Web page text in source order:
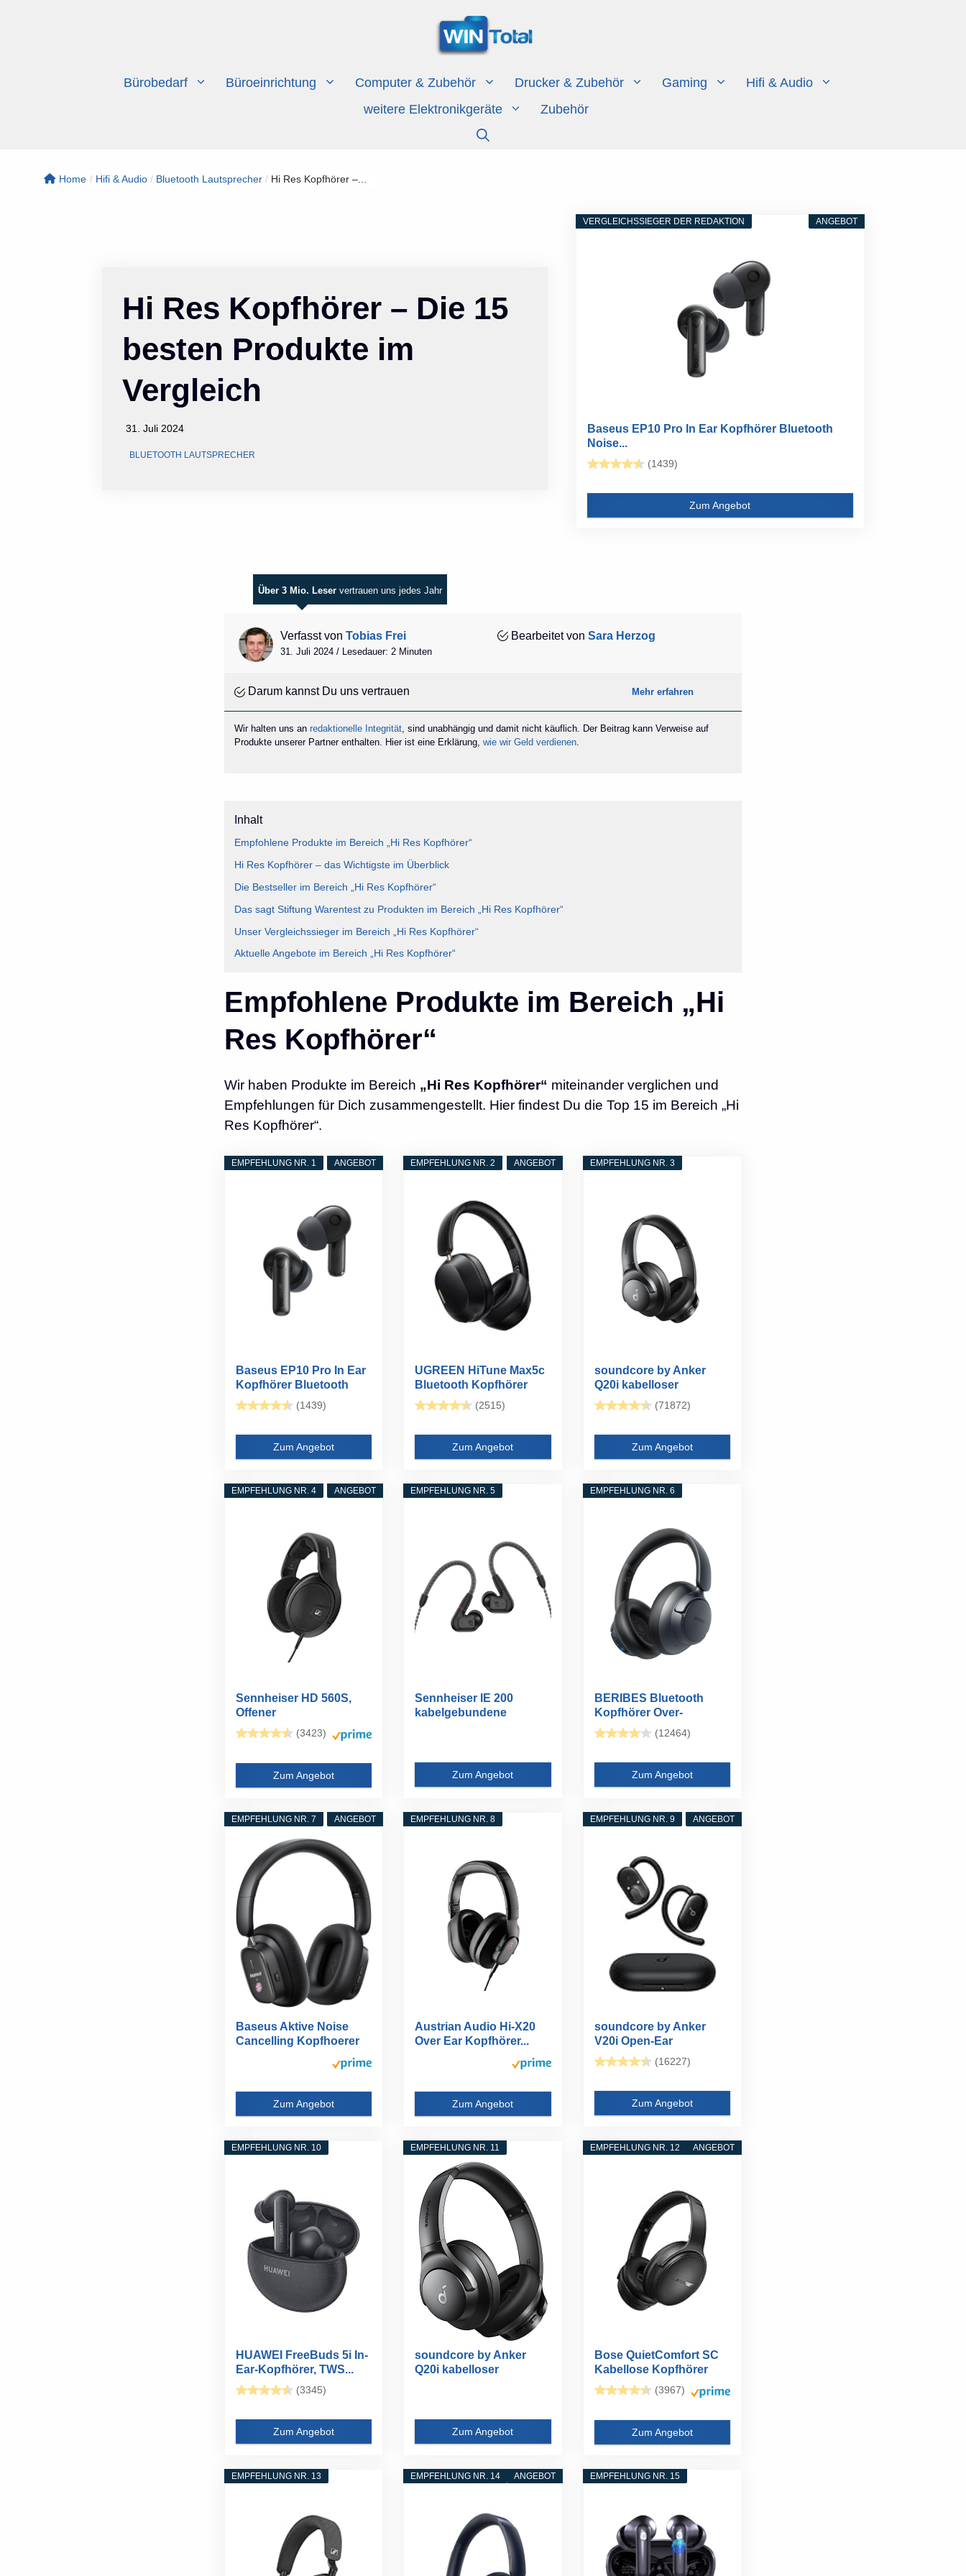
Bürobedarf Büroeinrichtung Computer & Zubehör Drucker & Zubehör Gaming
Hifi & Audio
weitere Elektronikgeräte
Zubehör
Home / Hifi & Audio / Bluetooth Lautsprecher / Hi Res Kopfhörer –...
Hi Res Kopfhörer – Die 15
besten Produkte im
Vergleich
31. Juli 2024
BLUETOOTH LAUTSPRECHER
ANGEBOT
VERGLEICHSSIEGER DER REDAKTION
Baseus EP10 Pro In Ear Kopfhörer Bluetooth
Noise...
(1439)
Zum Angebot
Über 3 Mio. Leser vertrauen uns jedes Jahr
Verfasst von Tobias Frei
31. Juli 2024 / Lesedauer: 2 Minuten
Bearbeitet von Sara Herzog
Darum kannst Du uns vertrauen Mehr erfahren
Wir halten uns anredaktionelle Integrität, sind unabhängig und damit nicht käuflich. Der Beitrag kann Verweise auf
Produkte unserer Partner enthalten. Hier ist eine Erklärung,wie wir Geld verdienen.
Inhalt
Empfohlene Produkte im Bereich „Hi Res Kopfhörer“
Hi Res Kopfhörer – das Wichtigste im Überblick
Die Bestseller im Bereich „Hi Res Kopfhörer“
Das sagt Stiftung Warentest zu Produkten im Bereich „Hi Res Kopfhörer“
Unser Vergleichssieger im Bereich „Hi Res Kopfhörer“
Aktuelle Angebote im Bereich „Hi Res Kopfhörer“
Empfohlene Produkte im Bereich „Hi
Res Kopfhörer“
Wir haben Produkte im Bereich „Hi Res Kopfhörer“ miteinander verglichen und
Empfehlungen für Dich zusammengestellt. Hier findest Du die Top 15 im Bereich „Hi
Res Kopfhörer“.
ANGEBOT
EMPFEHLUNG NR. 1
Baseus EP10 Pro In Ear
Kopfhörer Bluetooth
Noise...
(1439)
Zum Angebot
ANGEBOT
EMPFEHLUNG NR. 2
UGREEN HiTune Max5c
Bluetooth Kopfhörer
Over Ear...
(2515)
Zum Angebot
EMPFEHLUNG NR. 3
soundcore by Anker
Q20i kabelloser
Bluetooth...
(71872)
Zum Angebot
ANGEBOT
EMPFEHLUNG NR. 4
Sennheiser HD 560S,
Offener
Referenzkopfhörer...
(3423)
Zum Angebot
EMPFEHLUNG NR. 5
Sennheiser IE 200
kabelgebundene
Zum Angebot
EMPFEHLUNG NR. 6
BERIBES Bluetooth
Kopfhörer Over-
Ear,Active Noise...
(12464)
Zum Angebot
ANGEBOT
EMPFEHLUNG NR. 7
Baseus Aktive Noise
Cancelling Kopfhoerer
Zum Angebot
EMPFEHLUNG NR. 8
Austrian Audio Hi-X20
Over Ear Kopfhörer...
Zum Angebot
ANGEBOT
EMPFEHLUNG NR. 9
soundcore by Anker
V20i Open-Ear
Kopfhörer...
(16227)
Zum Angebot
EMPFEHLUNG NR. 10
HUAWEI FreeBuds 5i In-
Ear-Kopfhörer, TWS...
(3345)
Zum Angebot
EMPFEHLUNG NR. 11
soundcore by Anker
Q20i kabelloser
Zum Angebot
ANGEBOT
EMPFEHLUNG NR. 12
Bose QuietComfort SC
Kabellose Kopfhörer
mit...
(3967)
Zum Angebot
EMPFEHLUNG NR. 13 ANGEBOT
EMPFEHLUNG NR. 14 EMPFEHLUNG NR. 15